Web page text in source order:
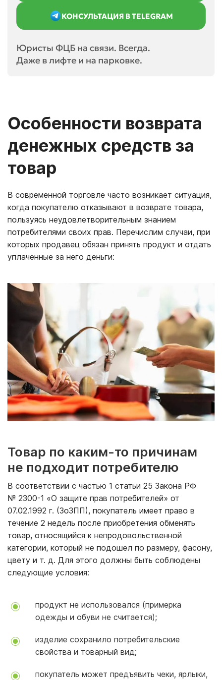
КОНСУЛЬТАЦИЯ В TELEGRAM
Юристы ФЦБ на связи. Всегда.
Даже в лифте и на парковке.
Особенности возврата
денежных средств за
товар
В современной торговле часто возникает ситуация,
когда покупателю отказывают в возврате товара,
пользуясь неудовлетворительным знанием
потребителями своих прав. Перечислим случаи, при
которых продавец обязан принять продукт и отдать
уплаченные за него деньги:
Товар по каким-то причинам
не подходит потребителю
В соответствии с частью 1 статьи 25 Закона РФ
№ 2300-1 «О защите прав потребителей» от
07.02.1992 г. (ЗоЗПП), покупатель имеет право в
течение 2 недель после приобретения обменять
товар, относящийся к непродовольственной
категории, который не подошел по размеру, фасону,
цвету и т. д. Для этого должны быть соблюдены
следующие условия:
продукт не использовался (примерка
одежды и обуви не считается);
изделие сохранило потребительские
свойства и товарный вид;
покупатель может предъявить чеки, ярлыки,